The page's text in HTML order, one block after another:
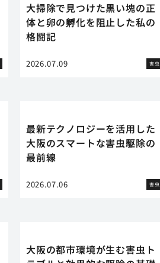
大掃除で見つけた黒い塊の正
体と卵の孵化を阻止した私の
格闘記
2026.07.09 害虫
最新テクノロジーを活用した
大阪のスマートな害虫駆除の
最前線
2026.07.06 害虫
大阪の都市環境が生む害虫ト